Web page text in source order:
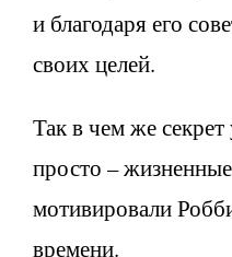
и благодаря его
своих целей.
Так в чем же
просто –
мотивировали
времени.